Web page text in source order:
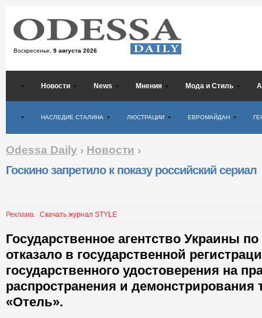
Воскресенье, 9 августа 2026
Новости News Мнения Мода и Стиль
НАСЛЕДИЕ СТАЛИНА ЛЮСТРАЦИИ ЕВРОМАЙДАН
Odessa Daily › Новости ›
Госкино запретило к показу российский сериал
Реклама Скачать журнал STYLE
Государственное агентство Украины
отказало в государственной
государственного удостоверения на
распространения и демонстрирования
«Отель».